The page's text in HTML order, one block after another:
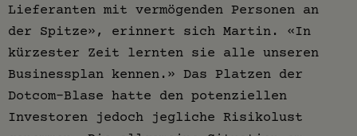
Lieferanten mit vermögenden Personen an
der Spitze», erinnert sich Martin. «In
kürzester Zeit lernten sie alle unseren
Businessplan kennen.» Das Platzen der
Dotcom-Blase hatte den potenziellen
Investoren jedoch jegliche Risikolust